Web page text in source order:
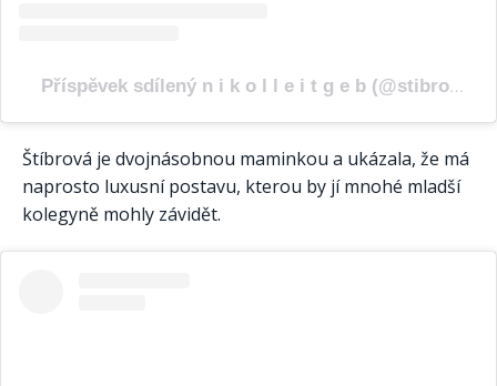
Příspěvek sdílený n i k o l l e i t g e b (@stibrovicnikolka)
Štíbrová je dvojnásobnou maminkou a ukázala, že má
naprosto luxusní postavu, kterou by jí mnohé mladší
kolegyně mohly závidět.